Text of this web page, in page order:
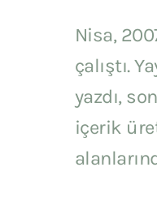
Nisa,
çalıştı.
yazdı,
içerik